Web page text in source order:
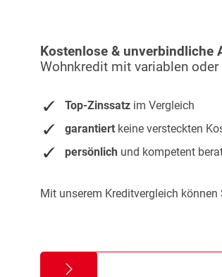
Kostenlose & unverbindliche
Wohnkredit mit variablen oder
Top-Zinssatz im Vergleich
garantiert keine versteckten
persönlich und kompetent
Mit unserem Kreditvergleich